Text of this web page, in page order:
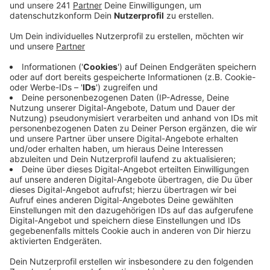
Infektion überstanden haben, ist die Zahl der
wieder zurückgegangen. Er liegt bei 77,8. So viele
es innerhalb einer Woche im Kreis Euskirchen
gegeben.
Seit Montag gibt es einen weiteren Todesfall. Eine
89-jährige Frau sei im Krankenhaus an Covid-19
verstorben, teilt der Kreis Euskirchen mit.
Am Mittwoch wollen Kanzlerin Merkel und die
Länderchefs entscheiden, wie es mit dem
Lockdown und den Corona-Maßnahmen ab
Sonntag weitergeht. Bis dahin gelten die aktuellen
Beschränkungen noch. Entscheidendes Thema bei
den Gesprächen sollen Kitas und Schulen sein, hat
NRW-Ministerpräsident Laschet angekündigt.